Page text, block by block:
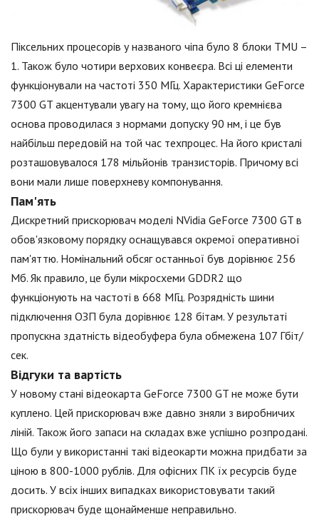
Піксельних процесорів у названого чіпа було 8 блоки TMU –
1. Також було чотири верхових конвеєра. Всі ці елементи
функціонували на частоті 350 МГц. Характеристики GeForce
7300 GT акцентували увагу на тому, що його кремнієва
основа проводилася з нормами допуску 90 нм, і це був
найбільш передовій на той час техпроцес. На його кристалі
розташовувалося 178 мільйонів транзисторів. Причому всі
вони мали лише поверхневу компонування.
Пам'ять
Дискретний прискорювач моделі NVidia GeForce 7300 GT в
обов'язковому порядку оснащувався окремої оперативної
пам'яттю. Номінальний обсяг останньої був дорівнює 256
Мб. Як правило, це були мікросхеми GDDR2 що
функціонують на частоті в 668 МГц. Розрядність шини
підключення ОЗП була дорівнює 128 бітам. У результаті
пропускна здатність відеобуфера була обмежена 107 Гбіт/
сек.
Відгуки та вартість
У новому стані відеокарта GeForce 7300 GT не може бути
куплено. Цей прискорювач вже давно зняли з виробничих
ліній. Також його запаси на складах вже успішно розпродані.
Що були у використанні такі відеокарти можна придбати за
ціною в 800-1000 рублів. Для офісних ПК їх ресурсів буде
досить. У всіх інших випадках використовувати такий
прискорювач буде щонайменше неправильно.